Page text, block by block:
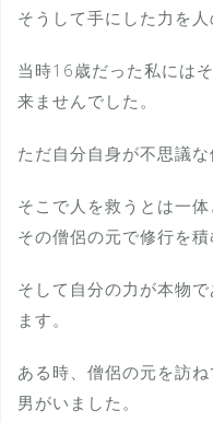
そうして手にした力を人
当時16歳だった私には
来ませんでした。
ただ自分自身が不思議
そこで人を救うとは一
その僧侶の元で修行を積
そして自分の力が本物
ます。
ある時、僧侶の元を訪
男がいました。